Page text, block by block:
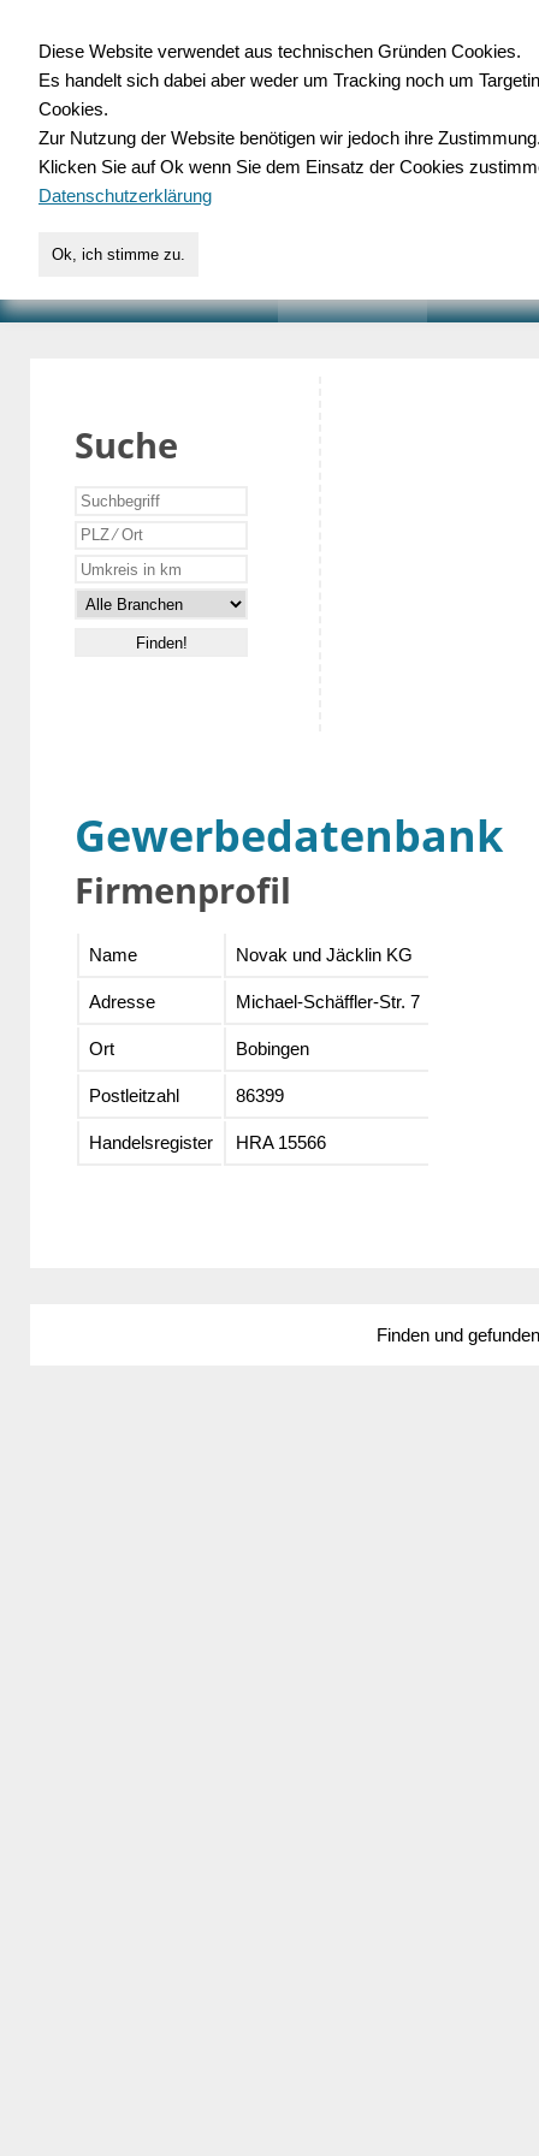
für Handwerk,
Suche
Gewerbedatenbank
Firmenprofil
Name Novak und Jäcklin KG
Adresse Michael-Schäffler-Str. 7
Ort Bobingen
Postleitzahl 86399
Handelsregister HRA 15566
Finden und
Diese Website verwendet aus technischen Gründen Cookies.
Es handelt sich dabei aber weder um Tracking noch um
Cookies.
Zur Nutzung der Website benötigen wir jedoch ihre
Klicken Sie auf Ok wenn Sie dem Einsatz der Cookies
Datenschutzerklärung
Ok, ich stimme zu.